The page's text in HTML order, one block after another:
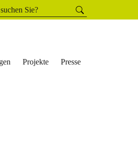
Suchen
Projekte Presse